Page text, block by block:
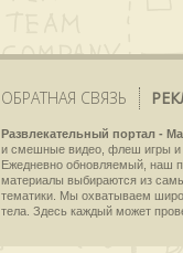
ОБРАТНАЯ СВЯЗЬ
Развлекательный портал -
и смешные видео, флеш игры и
Ежедневно обновляемый, наш
материалы выбираются из
тематики. Мы охватываем
тела. Здесь каждый может